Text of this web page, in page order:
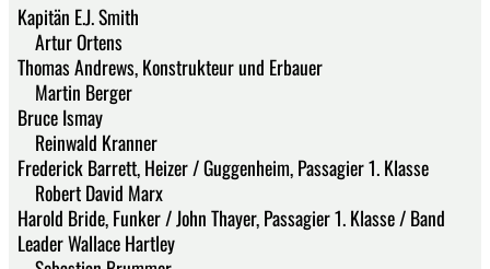
Kapitän E.J. Smith
Artur Ortens
Thomas Andrews, Konstrukteur und Erbauer
Martin Berger
Bruce Ismay
Reinwald Kranner
Frederick Barrett, Heizer / Guggenheim, Passagier 1. Klasse
Robert David Marx
Harold Bride, Funker / John Thayer, Passagier 1. Klasse / Band
Leader Wallace Hartley